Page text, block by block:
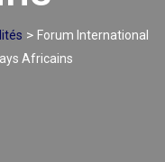
> Forum International
Africains